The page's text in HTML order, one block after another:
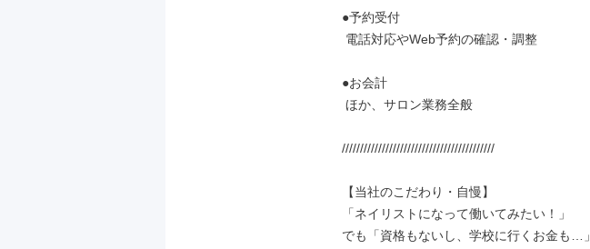
●予約受付
●お会計
//////////////////////////////////////////
【当社のこだわり・自慢】
「ネイリストになって働いてみたい！」
でも「資格もないし、学校に行くお金も…」